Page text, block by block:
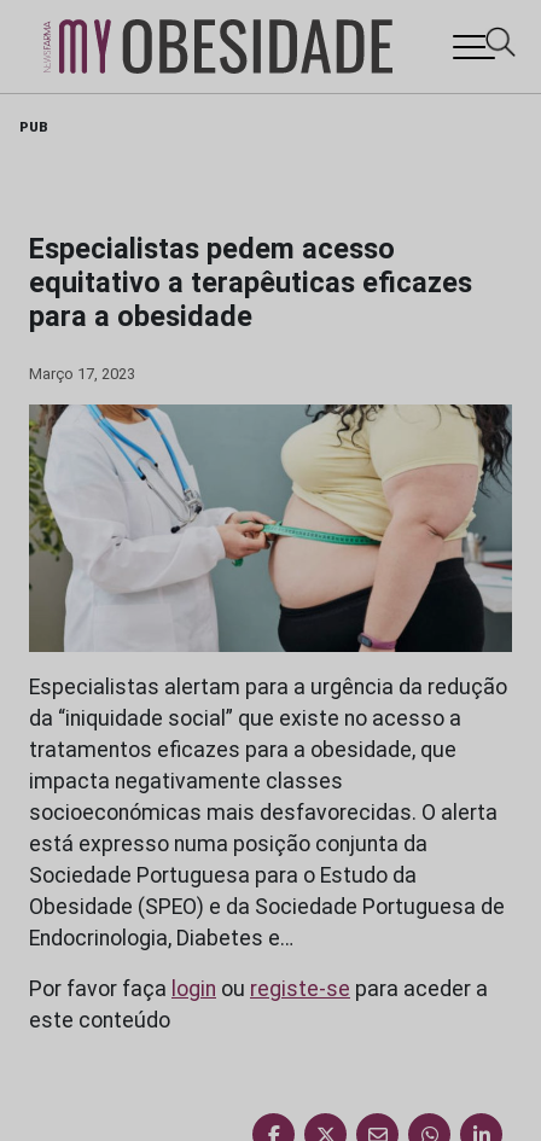
PUB
Especialistas pedem acesso
equitativo a terapêuticas eficazes
para a obesidade
Março 17, 2023
Especialistas alertam para a urgência da redução
da “iniquidade social” que existe no acesso a
tratamentos eficazes para a obesidade, que
impacta negativamente classes
socioeconómicas mais desfavorecidas. O alerta
está expresso numa posição conjunta da
Sociedade Portuguesa para o Estudo da
Obesidade (SPEO) e da Sociedade Portuguesa de
Endocrinologia, Diabetes e…
Por favor faça login ou registe-se para aceder a
este conteúdo